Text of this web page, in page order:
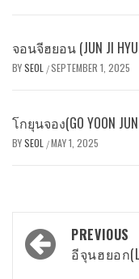
จอนจีฮยอน (JUN JI
BYSEOL /SEPTEMBER 1, 2025
โกยุนจอง(GO YOON
BYSEOL /MAY 1, 2025
Post
navigation
PREVIOUS
อีจุนฮยอก